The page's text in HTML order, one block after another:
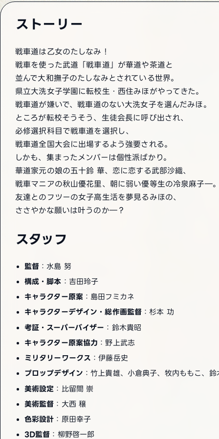
ストーリー
戦車道は乙女のたしなみ！
戦車を使った武道「戦車道」が華道や茶道と
並んで大和撫子のたしなみとされている世界。
県立大洗女子学園に転校生・西住みほがやってきた。
戦車道が嫌いで、戦車道のない大洗女子を選んだみほ。
ところが転校そうそう、生徒会長に呼び出され、
必修選択科目で戦車道を選択し、
戦車道全国大会に出場するよう強要される。
しかも、集まったメンバーは個性派ばかり。
華道家元の娘の五十鈴 華、恋に恋する武部沙織、
戦車マニアの秋山優花里、朝に弱い優等生の冷泉麻子―
友達とのフツーの女子高生活を夢見るみほの、
ささやかな願いは叶うのか―？
スタッフ
監督 ：水島 努
構成・脚本 ：吉田玲子
キャラクター原案 ：島田フミカネ
キャラクターデザイン・総作画監督 ：杉本 功
考証・スーパーバイザー ：鈴木貴昭
キャラクター原案協力 ：野上武志
ミリタリーワークス ：伊藤岳史
プロップデザイン ：竹上貴雄、小倉典子、牧内ももこ、鈴
美術設定 ：比留間 崇
美術監督 ：大西 穣
色彩設計 ：原田幸子
3D監督 ：柳野啓一郎